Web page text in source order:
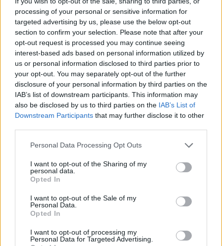
processing of your personal or sensitive information for
targeted advertising by us, please use the below opt-out
section to confirm your selection. Please note that after your
opt-out request is processed you may continue seeing
interest-based ads based on personal information utilized by
us or personal information disclosed to third parties prior to
your opt-out. You may separately opt-out of the further
disclosure of your personal information by third parties on the
IAB’s list of downstream participants. This information may
also be disclosed by us to third parties on the IAB’s List of
Downstream Participants that may further disclose it to other
Please note that this website/app uses one or more Google
not limited to your visit or usage behaviour. You may click to
grant or deny consent to Google and its third-party tags to
use your data for below specified purposes in below Google
consent section.
Personal Data Processing Opt Outs
I want to opt-out of the Sharing of my
personal data.
Opted In
I want to opt-out of the Sale of my
Personal Data.
Opted In
I want to opt-out of processing my
Personal Data for Targeted Advertising.
NŐVERŐ SZOMBATHELYI FÉRFI ELLEN EMELT
VÁDAT AZ ÜGYÉSZSÉG
A férfi a nyílt utcán kezdte verni áldozatát.
Szólj hozzá!